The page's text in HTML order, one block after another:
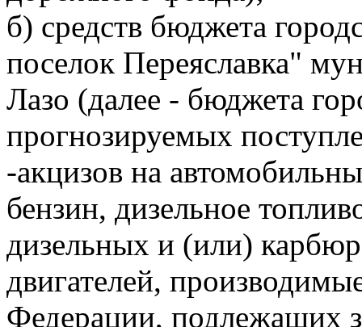
б) средств бюджета
поселок Переяславка"
Лазо (далее - бюджета
прогнозируемых
-акцизов на
бензин, дизельное
дизельных и (или)
двигателей,
Федерации, подлежащих